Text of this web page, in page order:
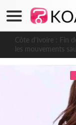
Côte d'Ivoire : Fin
les mouvements